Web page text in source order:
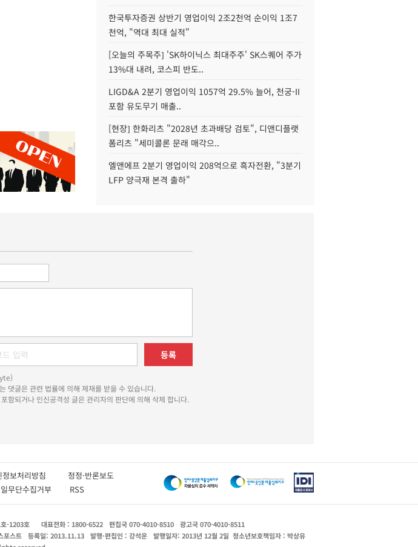
한국투자증권 상반기 영업이익 2조2천억 순이익 1조7
천억, "역대 최대 실적"
[오늘의 주목주] 'SK하이닉스 최대주주' SK스퀘어 주가
13%대 내려, 코스피 반도..
LIGD&A 2분기 영업이익 1057억 29.5% 늘어, 천궁-II
포함 유도무기 매출..
[현장] 한화리츠 "2028년 초과배당 검토", 디앤디플랫
폼리츠 "세미콜론 문래 매각으..
엘앤에프 2분기 영업이익 208억으로 흑자전환, "3분기
LFP 양극재 본격 출하"
등록
댓글은 관련 법률에 의해 제재를 받을 수 있습니다.
함되거나 인신공격성 글은 관리자의 판단에 의해 삭제 합니다.
정보처리방침 정정·반론보도
무단수집거부 RSS
-1203호 대표전화 : 1800-6522 편집국 070-4010-8510
광고국 070-4010-8511
포스트 등록일: 2013.11.13 발행·편집인 : 강석운 발행일자: 2013년 12월 2일 청소년보호책임자 : 박상유